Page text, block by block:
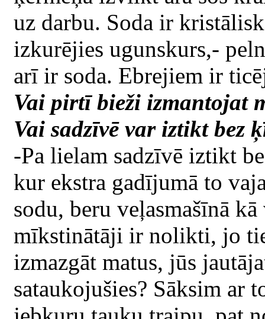
uz darbu. Soda ir
izkurējies ugunskurs,-
arī ir soda. Ebrejiem ir
Vai pirtī bieži izmantojat
Vai sadzīvē var iztikt bez
-Pa lielam sadzīvē iztikt
kur ekstra gadījumā to
sodu, beru veļasmašīnā
mīkstinātāji ir nolikti, jo
izmazgāt matus, jūs
sataukojušies? Sāksim ar